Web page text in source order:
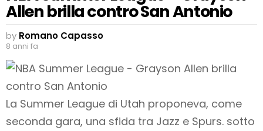
Allen brilla contro San Antonio
by Romano Capasso
8 anni fa
La Summer League di Utah proponeva, come
seconda gara, una sfida tra Jazz e Spurs. sotto